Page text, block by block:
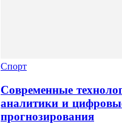
Спорт
Современные
аналитики и
прогнозирования